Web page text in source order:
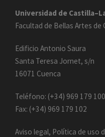
Universidad de
Facultad de Bellas Artes de
Edificio Antonio Saura
Santa Teresa Jornet, s/n
16071 Cuenca
Teléfono: (+34) 969 179
Fax: (+34) 969 179 102
Aviso legal, Política de uso